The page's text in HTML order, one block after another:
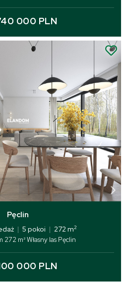
000 PLN
Pęclin
| 5 pokoi | 272 m2
272 m² Własny las Pęclin
000 PLN